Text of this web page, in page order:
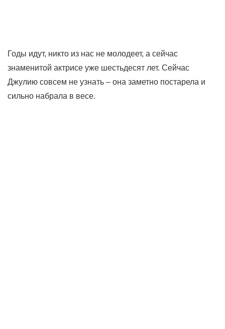
Годы идут, никто из нас не молодеет, а сейчас
знаменитой актрисе уже шестьдесят лет. Сейчас
Джулию совсем не узнать – она заметно постарела и
сильно набрала в весе.